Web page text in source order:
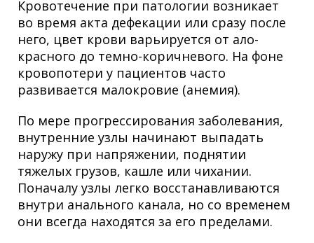
Кровотечение при патологии возникает
во время акта дефекации или сразу после
него, цвет крови варьируется от ало-
красного до темно-коричневого. На фоне
кровопотери у пациентов часто
развивается малокровие (анемия).
По мере прогрессирования заболевания,
внутренние узлы начинают выпадать
наружу при напряжении, поднятии
тяжелых грузов, кашле или чихании.
Поначалу узлы легко восстанавливаются
внутри анального канала, но со временем
они всегда находятся за его пределами.